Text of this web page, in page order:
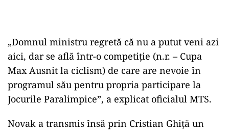
„Domnul ministru regretă că nu a putut veni azi
aici, dar se află într-o competiţie (n.r. – Cupa
Max Ausnit la ciclism) de care are nevoie în
programul său pentru propria participare la
Jocurile Paralimpice”, a explicat oficialul MTS.
Novak a transmis însă prin Cristian Ghiţă un